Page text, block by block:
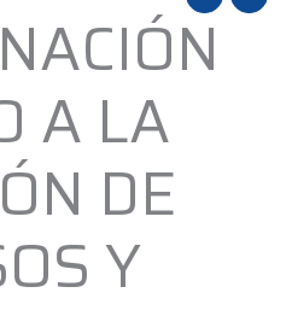
A LA
DE
Y